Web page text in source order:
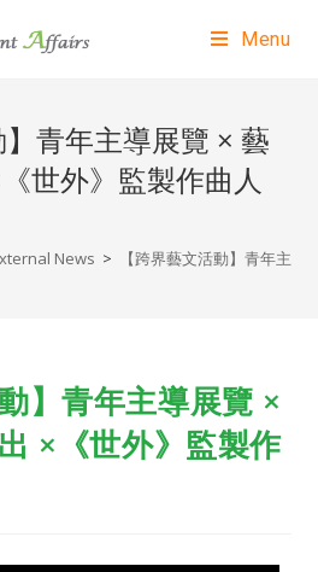
Menu
】青年主導展覽 × 藝
世外》監製作曲人
News > 【跨界藝文活動】青年主
】青年主導展覽 ×
×《世外》監製作